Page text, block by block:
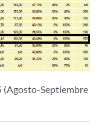
(Agosto-Septiembre